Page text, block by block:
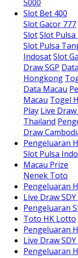
5000
Slot Bet 400
Slot Gacor 777
SlotSlot
Slot Pulsa
IndosatSlot
Draw SGP
Hongkong
Data Macau
Macau Togel
Play Live Draw
Thailand
Draw
Pengeluaran
Slot Pulsa
Macau Prize
Nenek Toto
Pengeluaran
Live Draw
Pengeluaran
Toto HK Lotto
Pengeluaran
Live Draw
Pengeluaran